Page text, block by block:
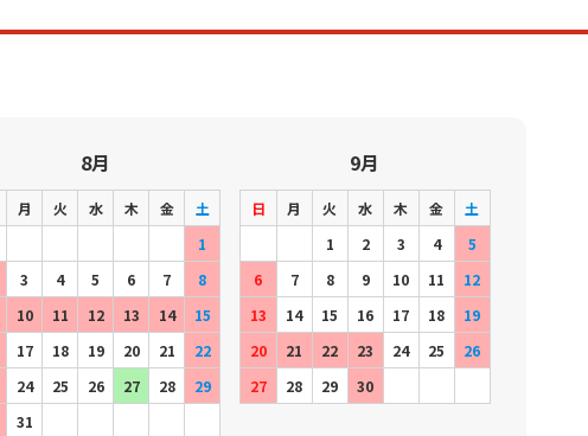
8月
月 火 水 木 金
土
1
3 4 5 6 7
8
10 11 12 13 14
15
17 18 19 20 21
22
24 25 26 27 28
29
31
9月
日 月 火 水 木 金
土
1
2 3 4
5
6
7 8 9 10 11
12
13
14 15 16 17 18
19
20
21 22 23 24 25
26
27
28 29 30